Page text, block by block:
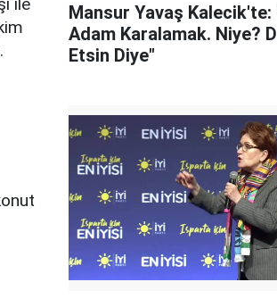
ile
Mansur Yavaş
Adam Karalamak. Niye?
Etsin Diye"